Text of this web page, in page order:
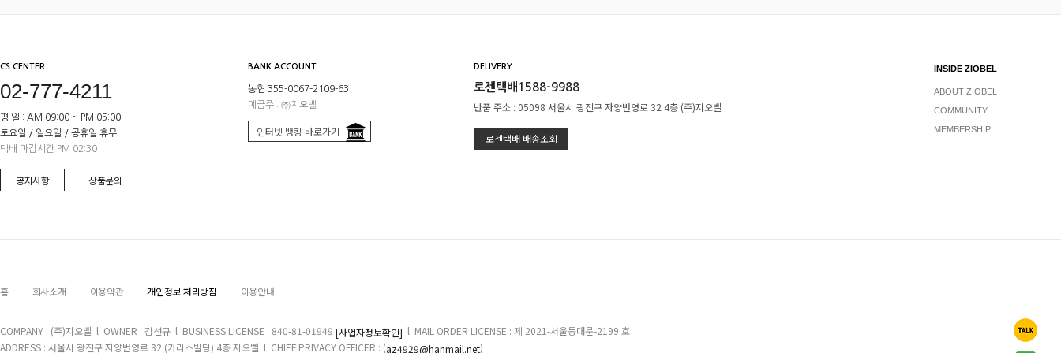
CS CENTER
02-777-4211
평 일 : AM 09:00 ~ PM 05:00
토요일 / 일요일 / 공휴일 휴무
택배 마감시간 PM 02:30
공지사항 상품문의
BANK ACCOUNT
농협 355-0067-2109-63
예금주 : ㈜지오벨
인터넷 뱅킹 바로가기
DELIVERY
로젠택배1588-9988
반품 주소 : 05098 서울시 광진구 자양번영로 32 4층 (주)지오벨
로젠택배 배송조회
INSIDE ZIOBEL
ABOUT ZIOBEL
COMMUNITY
MEMBERSHIP
홈 회사소개 이용약관 개인정보 처리방침 이용안내
COMPANY : (주)지오벨 l OWNER : 김선규 l BUSINESS LICENSE : 840-81-01949 [사업자정보확인] l MAIL ORDER LICENSE : 제 2021-서울동대문-2199 호
ADDRESS : 서울시 광진구 자양번영로 32 (카리스빌딩) 4층 지오벨 l CHIEF PRIVACY OFFICER : (az4929@hanmail.net)